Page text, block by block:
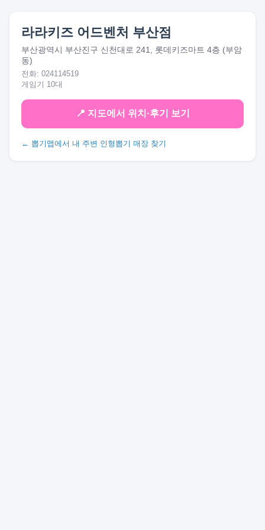
라라키즈 어드벤처 부산점
부산광역시 부산진구 신천대로 241, 롯데키즈마트 4층 (부암
동)
전화: 024114519
게임기 10대
📍 지도에서 위치·후기 보기
← 뽑기맵에서 내 주변 인형뽑기 매장 찾기